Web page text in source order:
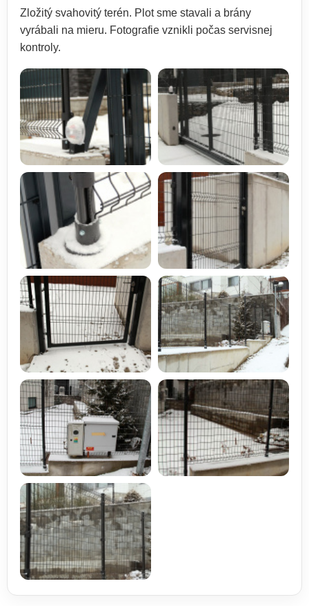
Zložitý svahovitý terén. Plot sme stavali a brány
vyrábali na mieru. Fotografie vznikli počas servisnej
kontroly.